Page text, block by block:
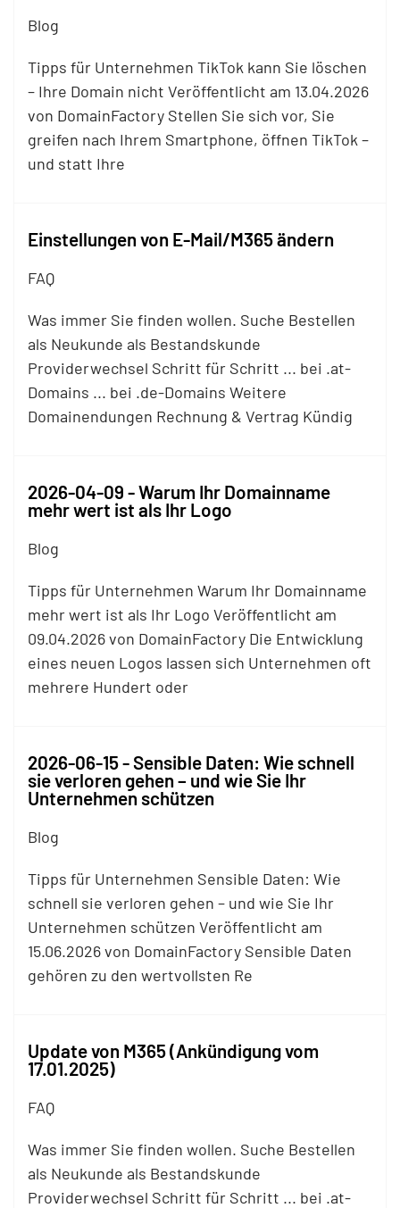
Blog
Tipps für Unternehmen TikTok kann Sie löschen
– Ihre Domain nicht Veröffentlicht am 13.04.2026
von DomainFactory Stellen Sie sich vor, Sie
greifen nach Ihrem Smartphone, öffnen TikTok –
und statt Ihre
Einstellungen von E-Mail/M365 ändern
FAQ
Was immer Sie finden wollen. Suche Bestellen
als Neukunde als Bestandskunde
Providerwechsel Schritt für Schritt ... bei .at-
Domains ... bei .de-Domains Weitere
Domainendungen Rechnung & Vertrag Kündig
2026-04-09 - Warum Ihr Domainname
mehr wert ist als Ihr Logo
Blog
Tipps für Unternehmen Warum Ihr Domainname
mehr wert ist als Ihr Logo Veröffentlicht am
09.04.2026 von DomainFactory Die Entwicklung
eines neuen Logos lassen sich Unternehmen oft
mehrere Hundert oder
2026-06-15 - Sensible Daten: Wie schnell
sie verloren gehen – und wie Sie Ihr
Unternehmen schützen
Blog
Tipps für Unternehmen Sensible Daten: Wie
schnell sie verloren gehen – und wie Sie Ihr
Unternehmen schützen Veröffentlicht am
15.06.2026 von DomainFactory Sensible Daten
gehören zu den wertvollsten Re
Update von M365 (Ankündigung vom
17.01.2025)
FAQ
Was immer Sie finden wollen. Suche Bestellen
als Neukunde als Bestandskunde
Providerwechsel Schritt für Schritt ... bei .at-